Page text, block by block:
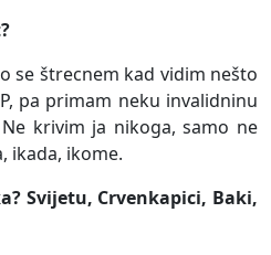
se štrecnem kad vidim nešto
pa primam neku invalidninu
krivim ja nikoga, samo ne
ikada, ikome.
Svijetu, Crvenkapici, Baki,